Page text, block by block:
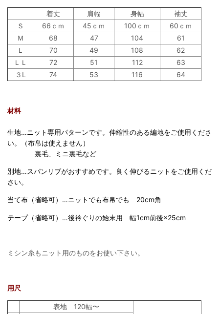
着丈 肩幅 身幅
袖丈
Ｓ
66ｃｍ 45ｃｍ 100ｃｍ
60ｃｍ
Ｍ
68 47 104
61
Ｌ
70 49 108
62
ＬＬ
72 51 112
63
３L
74 53 116 64
材料
生地…ニット専用パターンです。伸縮性のある編地をご使用くださ
い。（布帛は使えません）
裏毛、ミニ裏毛など
別地…スパンリブがおすすめです。良く伸びるニットをご使用くだ
さい。
当て布（省略可）…ニットでも布帛でも 20cm角
テープ（省略可）…後衿ぐりの始末用 幅1cm前後×25cm
ミシン糸もニット用のものをお使い下さい。
用尺
表地 120幅〜